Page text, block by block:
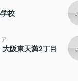
校
阪東天満2丁目